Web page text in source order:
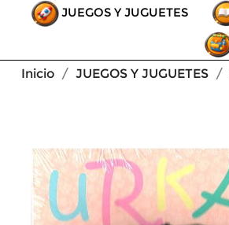
JUEGOS Y JUGUETES
Inicio
JUEGOS Y JUGUETES